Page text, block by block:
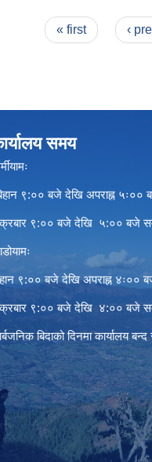
« first ‹
समय
९:०० बजे देखि अपराह्न ५ः००
९:०० बजे देखि ५:०० बजे
९:०० बजे देखि अपराह्न ४ः००
९:०० बजे देखि ४:०० बजे
बिदाको दिनमा कार्यालय